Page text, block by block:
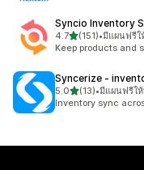
Syncio Inventory
4.7เต็ม 5 ดาว
(151)
ทั้งหมด 151 รีวิว
•มีแผนฟรีใ
Keep products and
Syncerize ‑
5.0เต็ม 5 ดาว
(13)
ทั้งหมด 13 รีวิว
•มีแผนฟรีใ
Inventory sync